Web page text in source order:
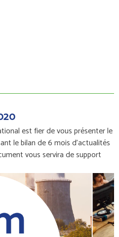
est fier de vous présenter le
le bilan de 6 mois d'actualités
vous servira de support